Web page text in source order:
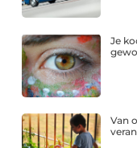
Je
Van